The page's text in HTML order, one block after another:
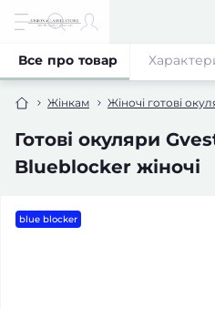
Жінкам Жіночі готові
Готові окуляри
Blueblocker жіночі
Все про товар
blue blocker